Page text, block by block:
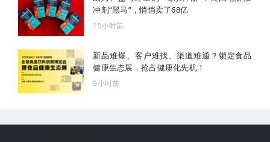
冲剂“黑马”，悄悄卖了68亿
15小时前
新品难爆、客户难找、渠道难通？锁定食品
健康生态展，抢占健康化先机！
9小时前